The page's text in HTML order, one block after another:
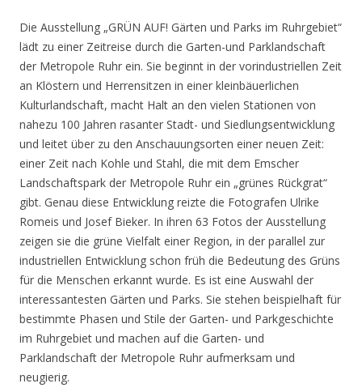
Die Ausstellung „GRÜN AUF! Gärten und Parks im Ruhrgebiet“
lädt zu einer Zeitreise durch die Garten-und Parklandschaft
der Metropole Ruhr ein. Sie beginnt in der vorindustriellen Zeit
an Klöstern und Herrensitzen in einer kleinbäuerlichen
Kulturlandschaft, macht Halt an den vielen Stationen von
nahezu 100 Jahren rasanter Stadt- und Siedlungsentwicklung
und leitet über zu den Anschauungsorten einer neuen Zeit:
einer Zeit nach Kohle und Stahl, die mit dem Emscher
Landschaftspark der Metropole Ruhr ein „grünes Rückgrat“
gibt. Genau diese Entwicklung reizte die Fotografen Ulrike
Romeis und Josef Bieker. In ihren 63 Fotos der Ausstellung
zeigen sie die grüne Vielfalt einer Region, in der parallel zur
industriellen Entwicklung schon früh die Bedeutung des Grüns
für die Menschen erkannt wurde. Es ist eine Auswahl der
interessantesten Gärten und Parks. Sie stehen beispielhaft für
bestimmte Phasen und Stile der Garten- und Parkgeschichte
im Ruhrgebiet und machen auf die Garten- und
Parklandschaft der Metropole Ruhr aufmerksam und
neugierig.